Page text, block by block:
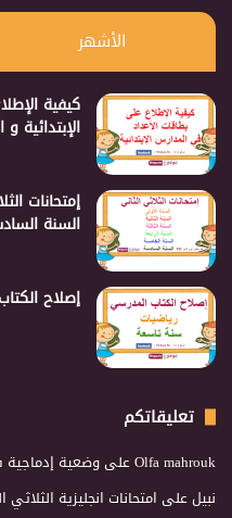
الأشهر
كيفية
الإبتدائية و
إمتحانات
السنة
إصلاح
تعليقاتكم
Olfa mahroukعلى وضعية إدماجية
نبيلعلى امتحانات انجليزية الثلاثي